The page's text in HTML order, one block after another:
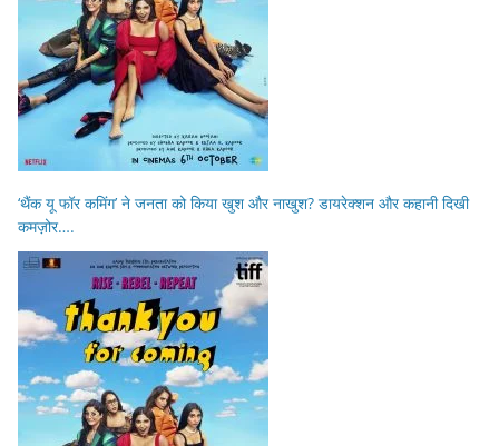
‘थैंक यू फॉर कमिंग’ ने जनता को किया खुश और नाखुश? डायरेक्शन और कहानी दिखी
कमज़ोर….